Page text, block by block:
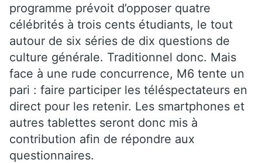
programme prévoit d’opposer quatre
célébrités à trois cents étudiants, le tout
autour de six séries de dix questions de
culture générale. Traditionnel donc. Mais
face à une rude concurrence, M6 tente un
pari : faire participer les téléspectateurs en
direct pour les retenir. Les smartphones et
autres tablettes seront donc mis à
contribution afin de répondre aux
questionnaires.